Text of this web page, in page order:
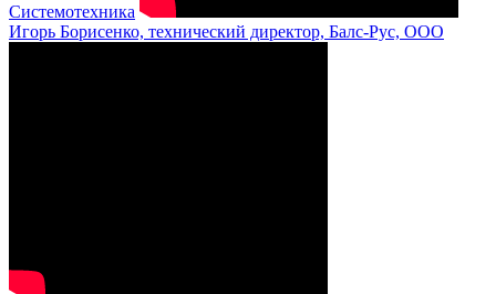
Системотехника
Игорь Борисенко, технический директор, Балс-Рус, ООО